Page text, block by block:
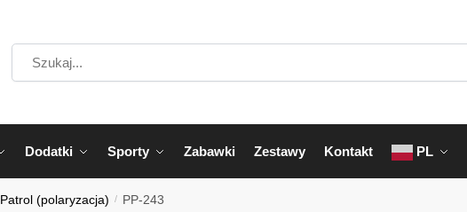
Dodatki Sporty Zabawki Zestawy Kontakt PL
Patrol (polaryzacja) / PP-243